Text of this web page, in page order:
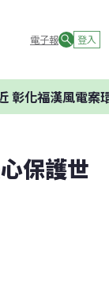
電子報 登入
化福漢風電案環
保護世